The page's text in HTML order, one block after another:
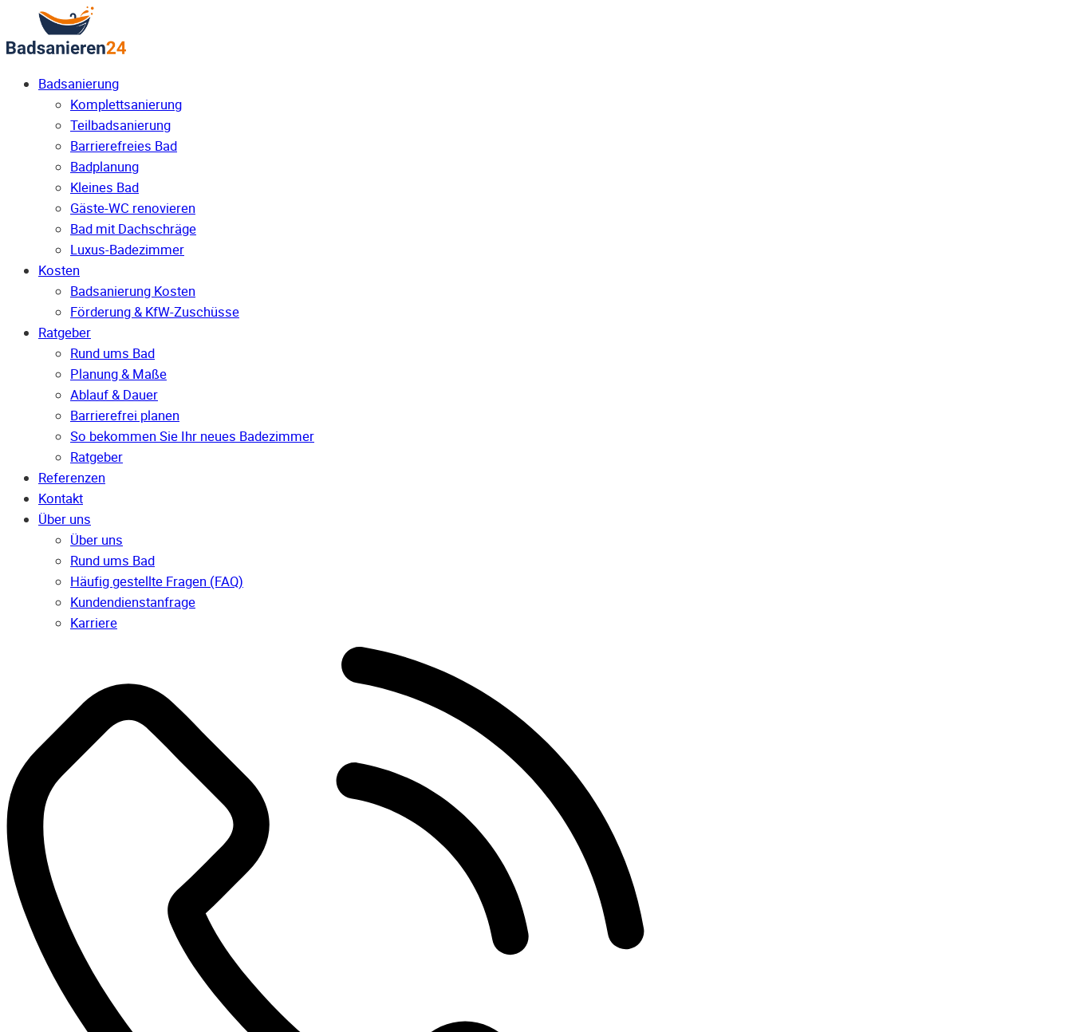
Badsanierung
Komplettsanierung
Teilbadsanierung
Barrierefreies Bad
Badplanung
Kleines Bad
Gäste-WC renovieren
Bad mit Dachschräge
Luxus-Badezimmer
Kosten
Badsanierung Kosten
Förderung & KfW-Zuschüsse
Ratgeber
Rund ums Bad
Planung & Maße
Ablauf & Dauer
Barrierefrei planen
So bekommen Sie Ihr neues Badezimmer
Ratgeber
Referenzen
Kontakt
Über uns
Über uns
Rund ums Bad
Häufig gestellte Fragen (FAQ)
Kunden­dienst­anfrage
Karriere